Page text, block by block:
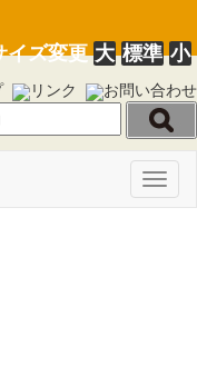
イズ変更大 標準 小
リンク お問い合わせ